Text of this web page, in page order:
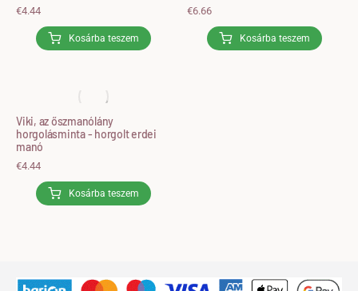
€4.44
Kosárba teszem
€6.66
Kosárba teszem
Viki, az őszmanólány
horgolásminta - horgolt erdei
manó
€4.44
Kosárba teszem